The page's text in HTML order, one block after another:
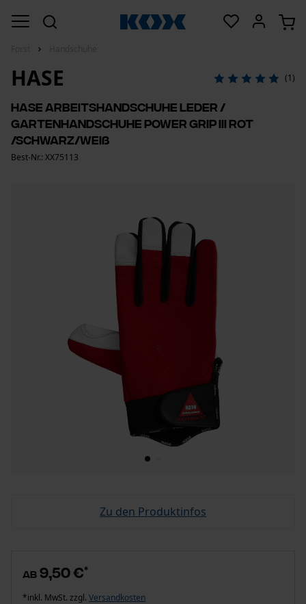
HASE (1)
Hase Arbeitshandschuhe Leder /
Gartenhandschuhe Power Grip III Rot
/Schwarz/Weiß
Best-Nr.: XX75113
Zu den Produktinfos
ab 9,50 €*
*inkl. MwSt. zzgl. Versandkosten